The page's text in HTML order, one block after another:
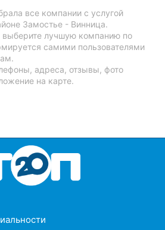
все компании с услугой
Замостье - Винница.
лучшую компанию по
самими пользователями
адреса, отзывы, фото
на карте.